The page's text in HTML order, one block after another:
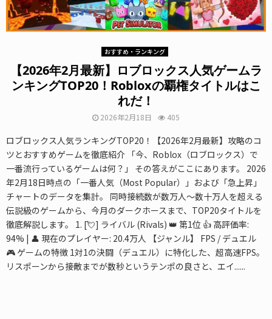
おすすめ・ランキング
【2026年2月最新】ロブロックス人気ゲームラ
ンキングTOP20！Robloxの覇権タイトルはこ
れだ！
2026年2月18日 405
ロブロックス人気ランキングTOP20！【2026年2月最新】攻略のコ
ツとおすすめゲームを徹底紹介 「今、Roblox（ロブロックス）で
一番流行っているゲームは何？」 その答えがここにあります。 2026
年2月18日時点の「一番人気（Most Popular）」および「急上昇」
チャートのデータを集計。 同時接続数が数万人〜数十万人を超える
伝説級のゲームから、今月のダークホースまで、TOP20タイトルを
徹底解説します。 1. [💘] ライバル (Rivals) 👑 第1位 👍 高評価率:
94% | 👤 現在のプレイヤー: 20.4万人 【ジャンル】 FPS / デュエル
🎮 ゲームの特徴 1対1の決闘（デュエル）に特化した、超高速FPS。
リスポーンから接敵までが数秒というテンポの良さと、エイ......